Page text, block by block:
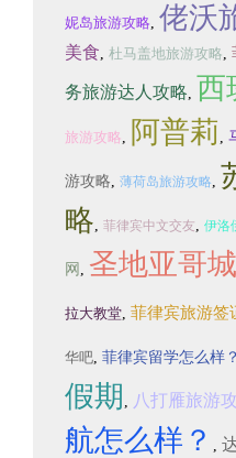
妮岛旅游攻略, 佬沃
美食, 杜马盖地旅游攻略,
务旅游达人攻略, 西
旅游攻略, 阿普莉 ,
游攻略, 薄荷岛旅游攻略,
略, 菲律宾中文交友, 伊洛
网 , 圣地亚哥
拉大教堂, 菲律宾旅游签
华吧, 菲律宾留学怎么样？
假期 , 八打雁旅游
航怎么样？ ,